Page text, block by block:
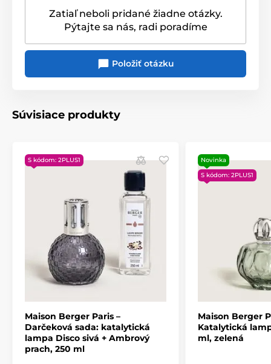
Zatiaľ neboli pridané žiadne otázky.
Pýtajte sa nás, radi poradíme
Položiť otázku
Súvisiace produkty
S kódom: 2PLUS1
Maison Berger Paris –
Darčeková sada: katalytická
lampa Disco sivá + Ambrový
prach, 250 ml
Novinka
S kódom: 2PLUS1
Maison Berger
Katalytická
ml, zelená